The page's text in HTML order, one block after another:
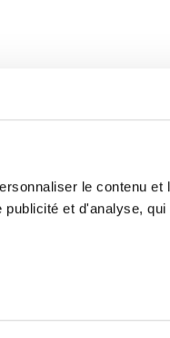
le contenu
publicité et d'analyse,